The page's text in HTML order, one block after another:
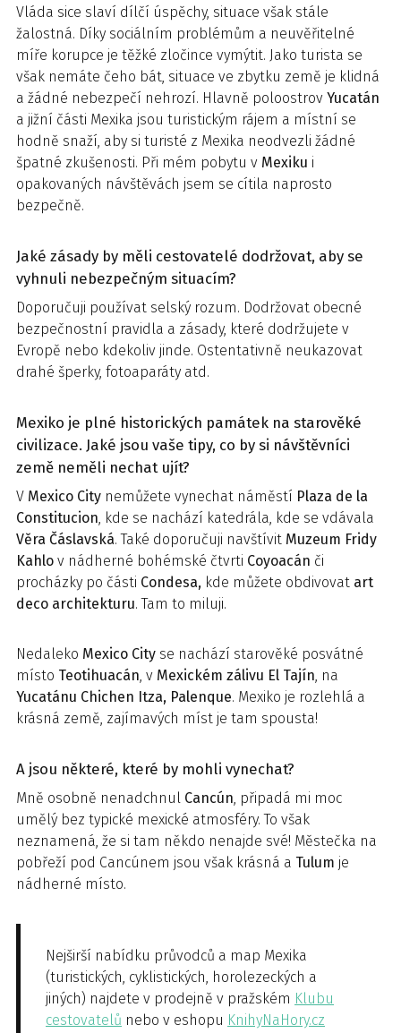
Vláda sice slaví dílčí úspěchy, situace však stále
žalostná. Díky sociálním problémům a neuvěřitelné
míře korupce je těžké zločince vymýtit. Jako turista se
však nemáte čeho bát, situace ve zbytku země je klidná
a žádné nebezpečí nehrozí. Hlavně poloostrov Yucatán
a jižní části Mexika jsou turistickým rájem a místní se
hodně snaží, aby si turisté z Mexika neodvezli žádné
špatné zkušenosti. Při mém pobytu v Mexiku i
opakovaných návštěvách jsem se cítila naprosto
bezpečně.
Jaké zásady by měli cestovatelé dodržovat, aby se
vyhnuli nebezpečným situacím?
Doporučuji používat selský rozum. Dodržovat obecné
bezpečnostní pravidla a zásady, které dodržujete v
Evropě nebo kdekoliv jinde. Ostentativně neukazovat
drahé šperky, fotoaparáty atd.
Mexiko je plné historických památek na starověké
civilizace. Jaké jsou vaše tipy, co by si návštěvníci
země neměli nechat ujít?
V Mexico City nemůžete vynechat náměstí Plaza de la
Constitucion, kde se nachází katedrála, kde se vdávala
Věra Čáslavská. Také doporučuji navštívit Muzeum Fridy
Kahlo v nádherné bohémské čtvrti Coyoacán či
procházky po části Condesa, kde můžete obdivovat art
deco architekturu. Tam to miluji.
Nedaleko Mexico City se nachází starověké posvátné
místo Teotihuacán, v Mexickém zálivu El Tajín, na
Yucatánu Chichen Itza, Palenque. Mexiko je rozlehlá a
krásná země, zajímavých míst je tam spousta!
A jsou některé, které by mohli vynechat?
Mně osobně nenadchnul Cancún, připadá mi moc
umělý bez typické mexické atmosféry. To však
neznamená, že si tam někdo nenajde své! Městečka na
pobřeží pod Cancúnem jsou však krásná a Tulum je
nádherné místo.
Nejširší nabídku průvodců a map Mexika
(turistických, cyklistických, horolezeckých a
jiných) najdete v prodejně v pražském Klubu
cestovatelů nebo v eshopu KnihyNaHory.cz